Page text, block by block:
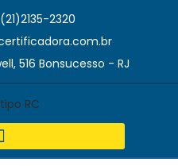
2320
516 Bonsucesso - RJ